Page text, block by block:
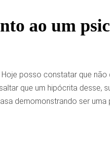
ao um
posso constatar que
que um hipócrita desse,
demomonstrando ser